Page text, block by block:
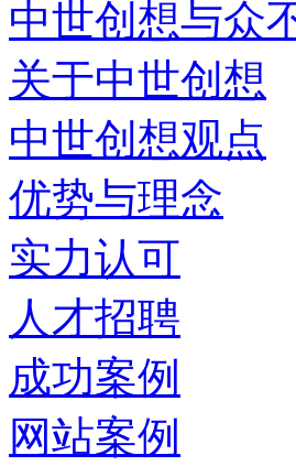
中世创想与众
关于中世创想
中世创想观点
优势与理念
实力认可
人才招聘
成功案例
网站案例